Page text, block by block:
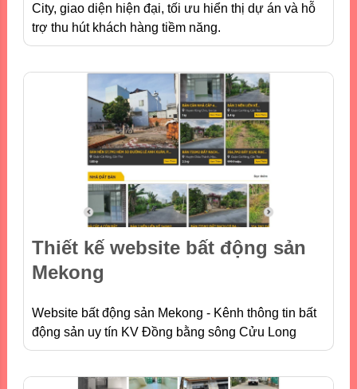
City, giao diện hiện đại, tối ưu hiển thị dự án và hỗ
trợ thu hút khách hàng tiềm năng.
Thiết kế website bất động sản
Mekong
Website bất động sản Mekong - Kênh thông tin bất
động sản uy tín KV Đồng bằng sông Cửu Long